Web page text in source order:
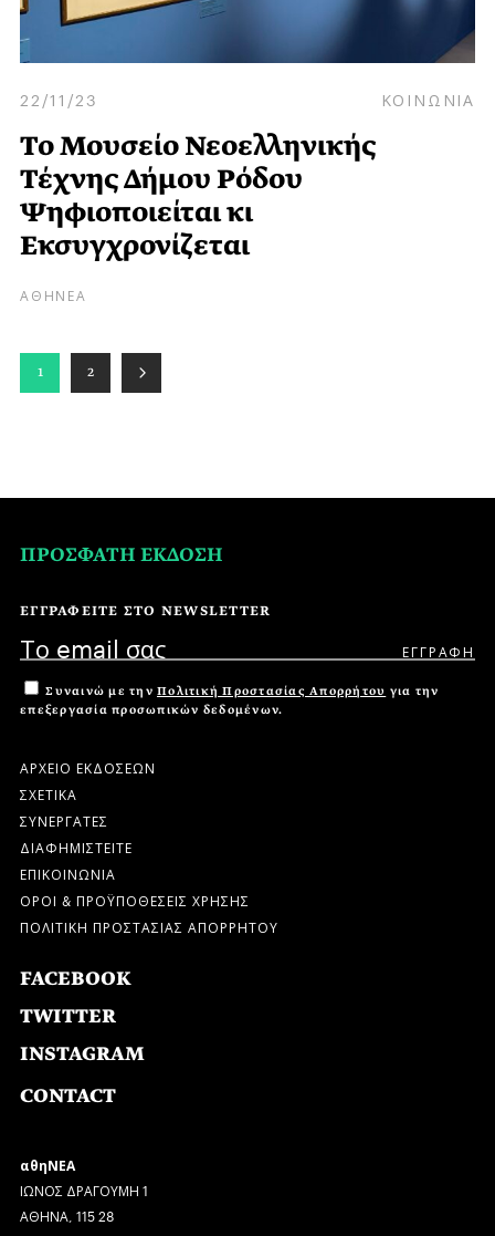
22/11/23 ΚΟΙΝΩΝΙΑ
Το Μουσείο Νεοελληνικής
Τέχνης Δήμου Ρόδου
Ψηφιοποιείται κι
Εκσυγχρονίζεται
ΑΘΗΝΕΑ
1 2
ΠΡΟΣΦΑΤΗ ΕΚΔΟΣΗ
ΕΓΓΡΑΦΕΙΤΕ ΣΤΟ NEWSLETTER
Συναινώ με την Πολιτική Προστασίας Απορρήτου για την
επεξεργασία προσωπικών δεδομένων.
ΑΡΧΕΙΟ ΕΚΔΟΣΕΩΝ
ΣΧΕΤΙΚΑ
ΣΥΝΕΡΓΑΤΕΣ
ΔΙΑΦΗΜΙΣΤΕΙΤΕ
ΕΠΙΚΟΙΝΩΝΙΑ
ΟΡΟΙ & ΠΡΟΫΠΟΘΕΣΕΙΣ ΧΡΗΣΗΣ
ΠΟΛΙΤΙΚΗ ΠΡΟΣΤΑΣΙΑΣ ΑΠΟΡΡΗΤΟΥ
FACEBOOK
TWITTER
INSTAGRAM
CONTACT
αθηΝΕΑ
ΙΩΝΟΣ ΔΡΑΓΟΥΜΗ 1
ΑΘΗΝΑ, 115 28